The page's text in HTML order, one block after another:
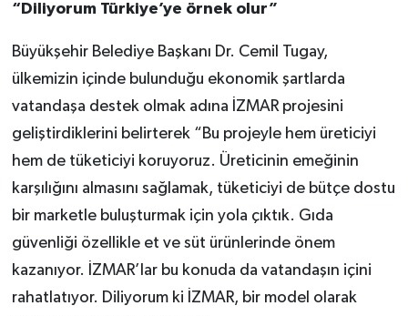
“Diliyorum Türkiye’ye örnek olur”
Büyükşehir Belediye Başkanı Dr. Cemil Tugay,
ülkemizin içinde bulunduğu ekonomik şartlarda
vatandaşa destek olmak adına İZMAR projesini
geliştirdiklerini belirterek “Bu projeyle hem üreticiyi
hem de tüketiciyi koruyoruz. Üreticinin emeğinin
karşılığını almasını sağlamak, tüketiciyi de bütçe dostu
bir marketle buluşturmak için yola çıktık. Gıda
güvenliği özellikle et ve süt ürünlerinde önem
kazanıyor. İZMAR’lar bu konuda da vatandaşın içini
rahatlatıyor. Diliyorum ki İZMAR, bir model olarak